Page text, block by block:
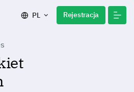
PL Rejestracja